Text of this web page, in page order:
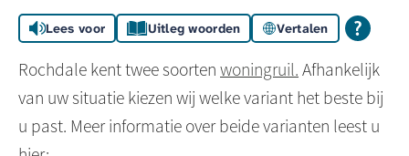
Lees voor Uitleg woorden Vertalen
Rochdale kent twee soorten woningruil. Afhankelijk
van uw situatie kiezen wij welke variant het beste bij
u past. Meer informatie over beide varianten leest u